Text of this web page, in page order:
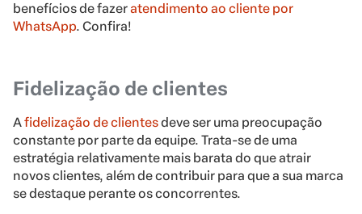
benefícios de fazeratendimento ao cliente por
WhatsApp. Confira!
Fidelização de clientes
Afidelização de clientesdeve ser uma preocupação
constante por parte da equipe. Trata-se de uma
estratégia relativamente mais barata do que atrair
novos clientes, além de contribuir para que a sua marca
se destaque perante os concorrentes.